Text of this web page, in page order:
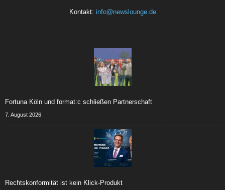
Kontakt: info@newslounge.de
Fortuna Köln und format:c schließen Partnerschaft
7. August 2026
Rechtskonformität ist kein Klick-Produkt